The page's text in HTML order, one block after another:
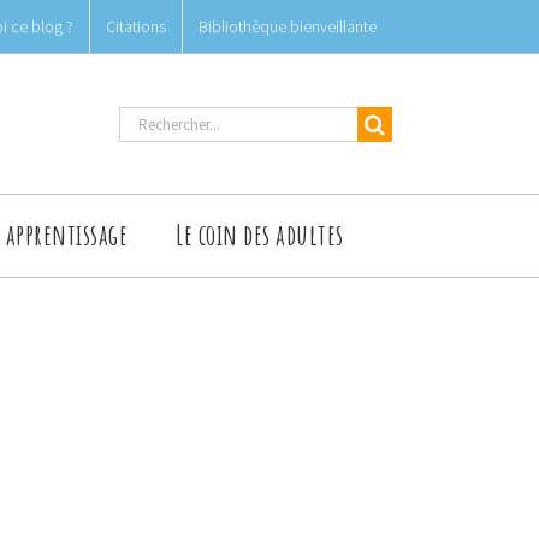
ce blog ? Citations Bibliothèque bienveillante
Rechercher
Le coin des adultes